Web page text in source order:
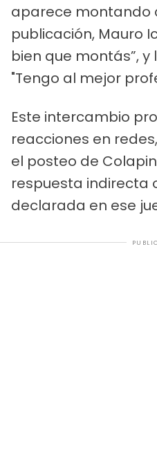
aparece montando
publicación, Mauro
bien que montás”, y
"Tengo al mejor
Este intercambio
reacciones en
el posteo de
respuesta indirecta
declarada en ese